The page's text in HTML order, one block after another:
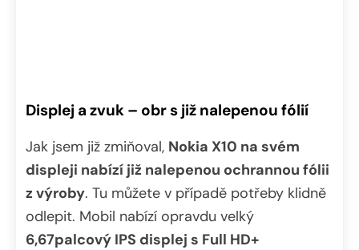
Displej a zvuk – obr s již nalepenou fólií
Jak jsem již zmiňoval, Nokia X10 na svém
displeji nabízí již nalepenou ochrannou fólii
z výroby. Tu můžete v případě potřeby klidně
odlepit. Mobil nabízí opravdu velký
6,67palcový IPS displej s Full HD+